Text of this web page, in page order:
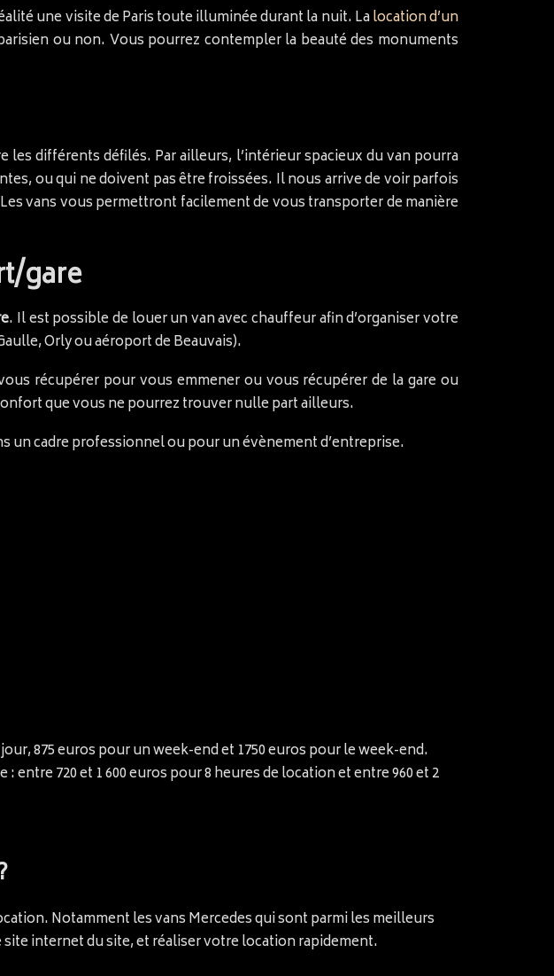
une visite de Paris toute illuminée durant la nuit. Lalocation d’un
ou non. Vous pourrez contempler la beauté des monuments
différents défilés. Par ailleurs, l’intérieur spacieux du van pourra
ou qui ne doivent pas être froissées. Il nous arrive de voir parfois
vans vous permettront facilement de vous transporter de manière
gare
. Il est possible de louer un van avec chauffeur afin d’organiser votre
Orly ou aéroport de Beauvais).
récupérer pour vous emmener ou vous récupérer de la gare ou
que vous ne pourrez trouver nulle part ailleurs.
un cadre professionnel ou pour un évènement d’entreprise.
875 euros pour un week-end et 1750 euros pour le week-end.
720 et 1 600 euros pour 8 heures de location et entre 960 et 2
Notamment les vans Mercedes qui sont parmi les meilleurs
internet du site, et réaliser votre location rapidement.